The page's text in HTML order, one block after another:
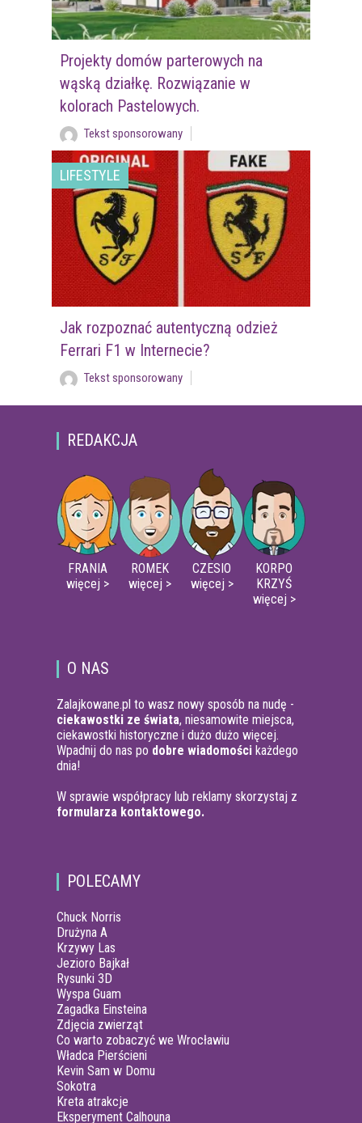
Projekty domów parterowych na
wąską działkę. Rozwiązanie w
kolorach Pastelowych.
Tekst sponsorowany
LIFESTYLE
Jak rozpoznać autentyczną odzież
Ferrari F1 w Internecie?
Tekst sponsorowany
REDAKCJA
FRANIA
więcej >
ROMEK
więcej >
CZESIO
więcej >
KORPO
KRZYŚ
więcej >
O NAS
Zalajkowane.pl to wasz nowy sposób na nudę -
ciekawostki ze świata, niesamowite miejsca,
ciekawostki historyczne i dużo dużo więcej.
Wpadnij do nas po dobre wiadomości każdego
dnia!
W sprawie współpracy lub reklamy skorzystaj z
formularza kontaktowego.
POLECAMY
Chuck Norris
Drużyna A
Krzywy Las
Jezioro Bajkał
Rysunki 3D
Wyspa Guam
Zagadka Einsteina
Zdjęcia zwierząt
Co warto zobaczyć we Wrocławiu
Władca Pierścieni
Kevin Sam w Domu
Sokotra
Kreta atrakcje
Eksperyment Calhouna